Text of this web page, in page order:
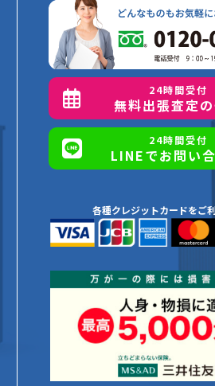
24時間受付
無料出張査定
24時間受付
LINEでお問い
各種クレジットカードをご